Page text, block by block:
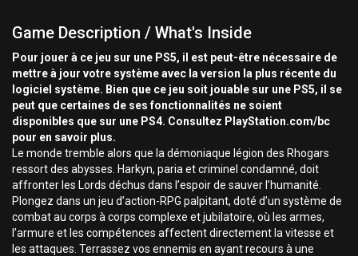
Game Description / What's Inside
Pour jouer à ce jeu sur une PS5, il est peut-être nécessaire de
mettre à jour votre système avec la version la plus récente du
logiciel système. Bien que ce jeu soit jouable sur une PS5, il se
peut que certaines de ses fonctionnalités ne soient
disponibles que sur une PS4. Consultez PlayStation.com/bc
pour en savoir plus.
Le monde tremble alors que la démoniaque légion des Rhogars
ressort des abysses. Harkyn, paria et criminel condamné, doit
affronter les Lords déchus dans l’espoir de sauver l’humanité.
Plongez dans un jeu d’action-RPG palpitant, doté d’un système de
combat au corps à corps complexe et jubilatoire, où les armes,
l’armure et les compétences affectent directement la vitesse et
les attaques. Terrassez vos ennemis en ayant recours à une